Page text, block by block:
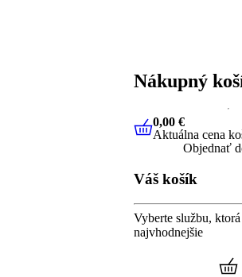
Nákupný
0,00 €
0,00 €
Aktuálna cena
Objednať
Váš košík
Vyberte službu,
najvhodnejšie